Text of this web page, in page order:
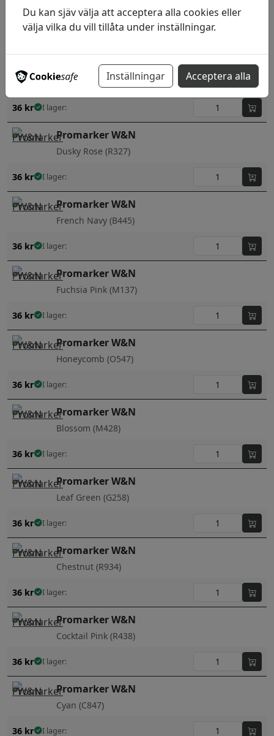
Orchid (V528)
Promarker W&N
Denim Blue (C917)
36 kr I lager:
Promarker W&N
Dusky Rose (R327)
36 kr I lager:
Promarker W&N
French Navy (B445)
36 kr I lager:
Promarker W&N
Fuchsia Pink (M137)
36 kr I lager:
Promarker W&N
Honeycomb (O547)
36 kr I lager:
Promarker W&N
Blossom (M428)
36 kr I lager:
Promarker W&N
Leaf Green (G258)
36 kr I lager:
Promarker W&N
Chestnut (R934)
36 kr I lager:
Promarker W&N
Cocktail Pink (R438)
36 kr I lager:
Promarker W&N
Cyan (C847)
36 kr I lager:
Du kan sjäv välja att acceptera alla cookies eller
välja vilka du vill tillåta under inställningar.
Inställningar Acceptera alla